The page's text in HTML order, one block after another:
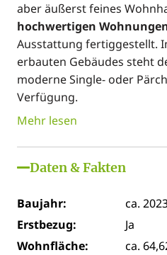
aber äußerst feines
hochwertigen
Ausstattung fertiggestellt.
erbauten Gebäudes steht
moderne Single- oder
Verfügung.
Mehr lesen
Daten & Fakten
Baujahr:
ca.
Erstbezug:
Ja
Wohnfläche:
ca.